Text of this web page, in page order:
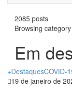
2085 posts
Browsing category
Em
+DestaquesCOVID-
19 de janeiro de